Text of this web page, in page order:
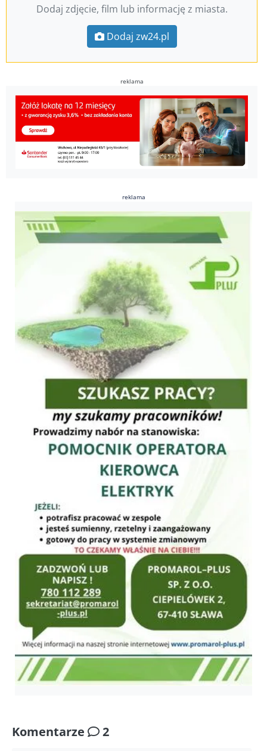
Dodaj zdjęcie, film lub informację z miasta.
Dodaj zw24.pl
reklama
reklama
Komentarze 2